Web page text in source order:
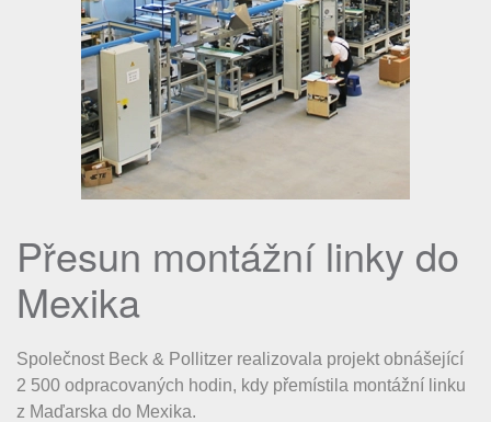
Přesun montážní linky do
Mexika
Společnost Beck & Pollitzer realizovala projekt obnášející
2 500 odpracovaných hodin, kdy přemístila montážní linku
z Maďarska do Mexika.